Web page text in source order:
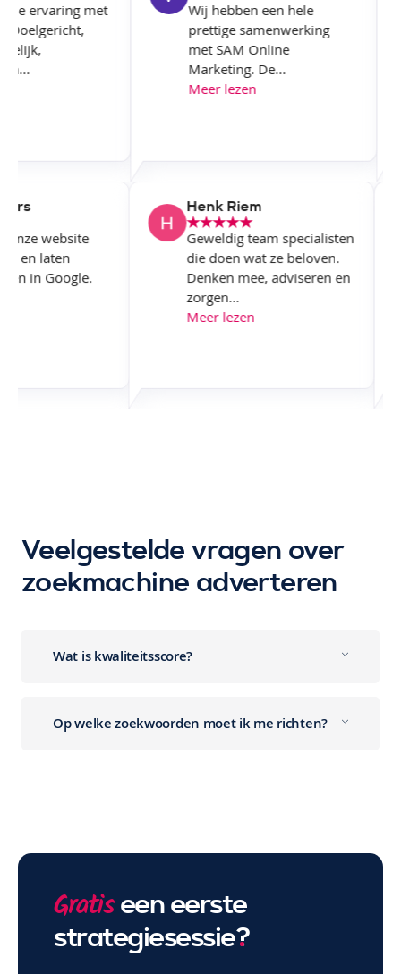
ervaring met
Wij hebben een hele
prettige samenwerking
met SAM Online
Marketing. De...
Meer lezen
onze website
en laten
in Google.
Henk Riem
Geweldig team specialisten
die doen wat ze beloven.
Denken mee, adviseren en
zorgen...
Meer lezen
Veelgestelde vragen over
zoekmachine adverteren
Wat is kwaliteitsscore?
Op welke zoekwoorden moet ik me richten?
Gratiseen eerste
strategiesessie?